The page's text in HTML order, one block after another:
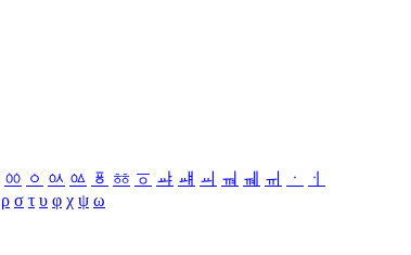
ㆀ ㆁ ㆂ ㆃ ㆄ ㆅ ㆆ ㆇ ㆈ ㆉ ㆊ ㆋ ㆌ ㆍ
ㆎ
ρ σ τ υ φ χ ψ ω